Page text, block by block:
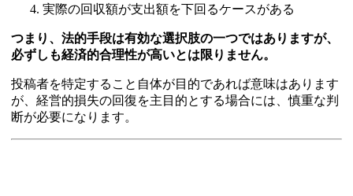
実際の回収額が支出額を下回るケースがある
つまり、法的手段は有効な選択肢の一つではありますが、
必ずしも経済的合理性が高いとは限りません。
投稿者を特定すること自体が目的であれば意味はあります
が、経営的損失の回復を主目的とする場合には、慎重な判
断が必要になります。